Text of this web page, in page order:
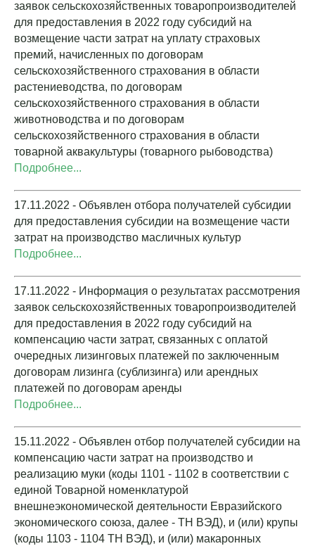
заявок сельскохозяйственных товаропроизводителей
для предоставления в 2022 году субсидий на
возмещение части затрат на уплату страховых
премий, начисленных по договорам
сельскохозяйственного страхования в области
растениеводства, по договорам
сельскохозяйственного страхования в области
животноводства и по договорам
сельскохозяйственного страхования в области
товарной аквакультуры (товарного рыбоводства)
Подробнее...
17.11.2022 - Объявлен отбора получателей субсидии
для предоставления субсидии на возмещение части
затрат на производство масличных культур
Подробнее...
17.11.2022 - Информация о результатах рассмотрения
заявок сельскохозяйственных товаропроизводителей
для предоставления в 2022 году субсидий на
компенсацию части затрат, связанных с оплатой
очередных лизинговых платежей по заключенным
договорам лизинга (сублизинга) или арендных
платежей по договорам аренды
Подробнее...
15.11.2022 - Объявлен отбор получателей субсидии на
компенсацию части затрат на производство и
реализацию муки (коды 1101 - 1102 в соответствии с
единой Товарной номенклатурой
внешнеэкономической деятельности Евразийского
экономического союза, далее - ТН ВЭД), и (или) крупы
(коды 1103 - 1104 ТН ВЭД), и (или) макаронных